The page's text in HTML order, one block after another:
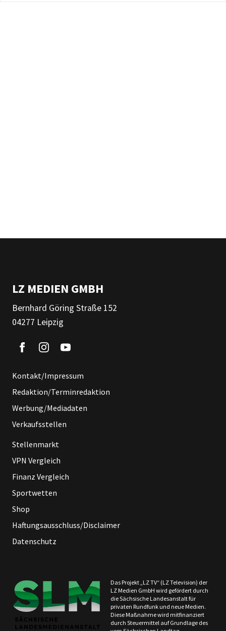
LZ MEDIEN GMBH
Bernhard Göring Straße 152
04277 Leipzig
Kontakt/Impressum
Redaktion/Terminredaktion
Werbung/Mediadaten
Verkaufsstellen
Stellenmarkt
VPN Vergleich
Finanz Vergleich
Sportwetten
Shop
Haftungsausschluss/Disclaimer
Datenschutz
Das Projekt „LZ TV“ (LZ Television) der
LZ Medien GmbH wird gefördert durch
die Sächsische Landesanstalt für
privaten Rundfunk und neue Medien.
Diese Maßnahme wird mitfinanziert
durch Steuermittel auf Grundlage des